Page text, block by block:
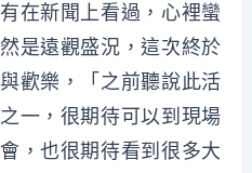
在新聞上看過，心裡蠻
是遠觀盛況，這次終於
歡樂，「之前聽說此活
一，很期待可以到現場
，也很期待看到很多大